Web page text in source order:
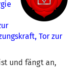
Tor zur
und fängt an,